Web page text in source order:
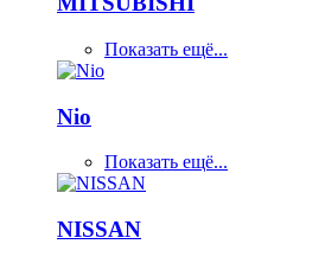
Показать ещё...
Nio
Показать ещё...
NISSAN